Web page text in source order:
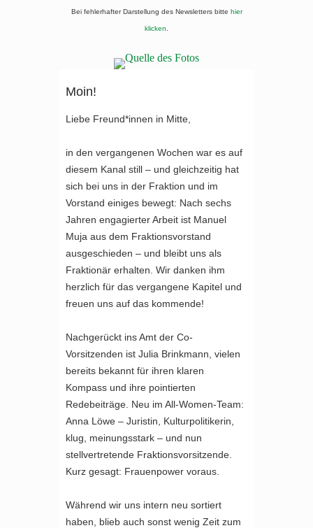
Bei fehlerhafter Darstellung des Newsletters bitte hier
klicken
Moin!
Liebe Freund*innen in Mitte,
in den vergangenen Wochen war es auf
diesem Kanal still – und gleichzeitig hat
sich bei uns in der Fraktion und im
Vorstand einiges bewegt: Nach sechs
Jahren engagierter Arbeit ist Manuel
Muja aus dem Fraktionsvorstand
ausgeschieden – und bleibt uns als
Fraktionär erhalten. Wir danken ihm
herzlich für das vergangene Kapitel und
freuen uns auf das kommende!
Nachgerückt ins Amt der Co-
Vorsitzenden ist Julia Brinkmann, vielen
bereits bekannt für ihren klaren
Kompass und ihre pointierten
Redebeiträge. Neu im All-Women-Team:
Anna Löwe – Juristin, Kulturpolitikerin,
klug, meinungsstark – und nun
stellvertretende Fraktionsvorsitzende.
Kurz gesagt: Frauenpower voraus.
Während wir uns intern neu sortiert
haben, blieb auch sonst wenig Zeit zum